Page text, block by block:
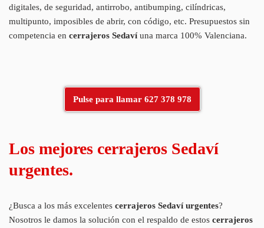
digitales, de seguridad, antirrobo, antibumping, cilíndricas,
multipunto, imposibles de abrir, con código, etc. Presupuestos sin
competencia en cerrajeros Sedavíuna marca 100% Valenciana.
Pulse para llamar 627 378 978
Los mejores cerrajeros Sedaví
urgentes.
¿Busca a los más excelentes cerrajeros Sedaví urgentes?
Nosotros le damos la solución con el respaldo de estos cerrajeros